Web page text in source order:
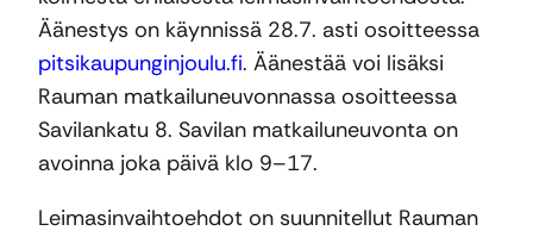
Äänestys on käynnissä 28.7. asti osoitteessa
pitsikaupunginjoulu.fi. Äänestää voi lisäksi
Rauman matkailuneuvonnassa osoitteessa
Savilankatu 8. Savilan matkailuneuvonta on
avoinna joka päivä klo 9–17.
Leimasinvaihtoehdot on suunnitellut Rauman